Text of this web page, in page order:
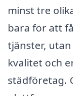
minst tre
bara för att
tjänster,
kvalitet och
städföretag.